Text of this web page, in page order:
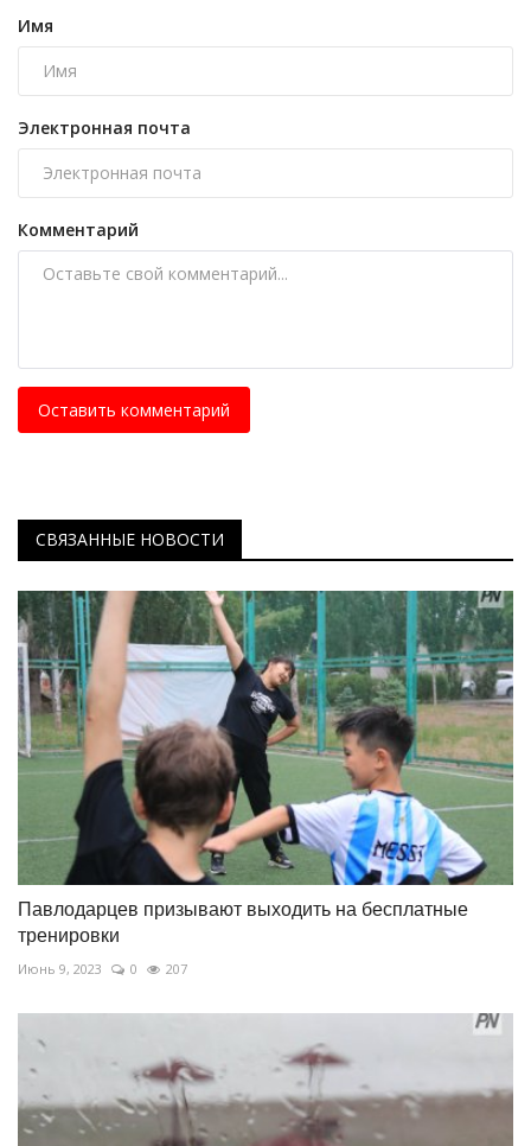
Имя
Электронная почта
Комментарий
Оставить комментарий
СВЯЗАННЫЕ НОВОСТИ
Павлодарцев призывают выходить на бесплатные
тренировки
Июнь 9, 2023 0 207